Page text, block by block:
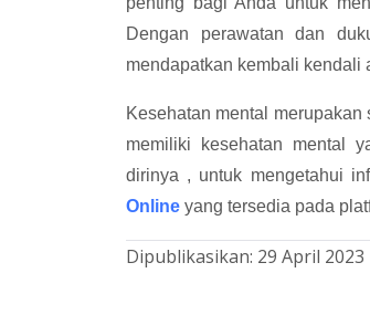
Dengan perawatan dan
mendapatkan kembali kendali
Kesehatan mental
memiliki kesehatan mental
dirinya , untuk mengetahui
Online yang tersedia pada
Dipublikasikan: 29 April 2023